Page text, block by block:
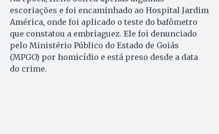
escoriações e foi encaminhado ao Hospital Jardim
América, onde foi aplicado o teste do bafômetro
que constatou a embriaguez. Ele foi denunciado
pelo Ministério Público do Estado de Goiás
(MPGO) por homicídio e está preso desde a data
do crime.